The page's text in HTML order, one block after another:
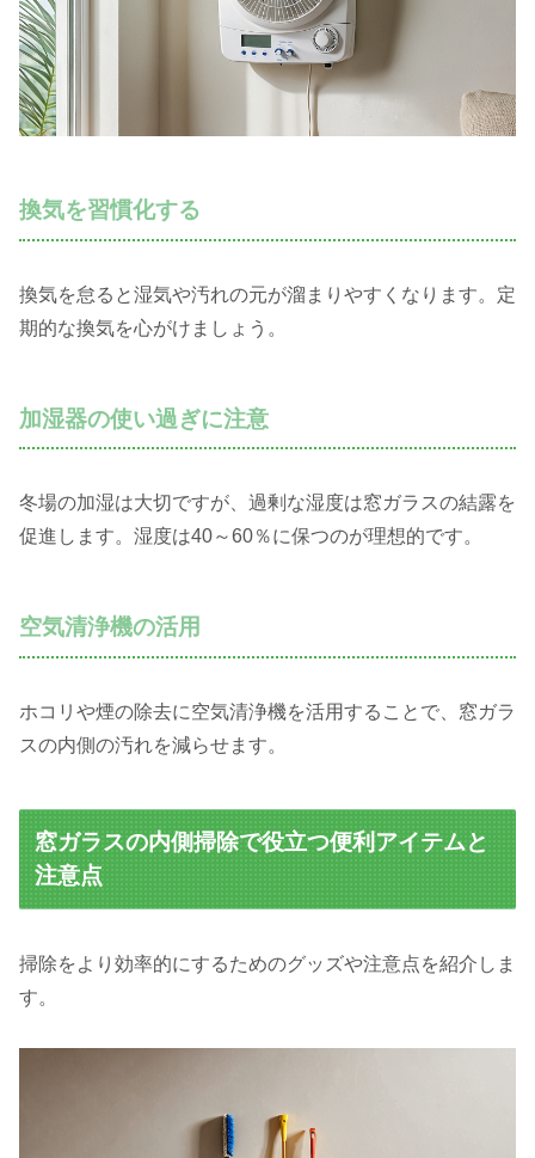
換気を習慣化する
換気を怠ると湿気や汚れの元が溜まりやすくなります。定
期的な換気を心がけましょう。
加湿器の使い過ぎに注意
冬場の加湿は大切ですが、過剰な湿度は窓ガラスの結露を
促進します。湿度は40～60％に保つのが理想的です。
空気清浄機の活用
ホコリや煙の除去に空気清浄機を活用することで、窓ガラ
スの内側の汚れを減らせます。
窓ガラスの内側掃除で役立つ便利アイテムと
注意点
掃除をより効率的にするためのグッズや注意点を紹介しま
す。